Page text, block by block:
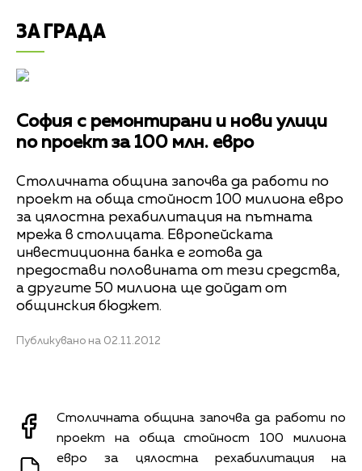
ЗА ГРАДА
София с ремонтирани и нови улици
по проект за 100 млн. евро
Столичната община започва да работи по
проект на обща стойност 100 милиона евро
за цялостна рехабилитация на пътната
мрежа в столицата. Европейската
инвестиционна банка е готова да
предостави половината от тези средства,
а другите 50 милиона ще дойдат от
общинския бюджет.
Публикувано на 02.11.2012
Столичната община започва да работи по
проект на обща стойност 100 милиона
евро за цялостна рехабилитация на